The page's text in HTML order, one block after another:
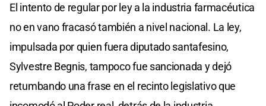
El intento de regular por ley a la industria farmacéutica
no en vano fracasó también a nivel nacional. La ley,
impulsada por quien fuera diputado santafesino,
Sylvestre Begnis, tampoco fue sancionada y dejó
retumbando una frase en el recinto legislativo que